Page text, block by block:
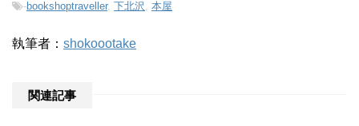
-bookshoptraveller, 下北沢 本屋
執筆者： shokoootake
関連記事